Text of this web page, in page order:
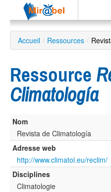
Le réseau
Soutien
Recherche
avancée
EN
ES
?
Accueil / Ressources /
Ressource
Climatología
Nom
Revista de Climatología
Adresse web
http://www.climatol.eu/reclim/
Disciplines
Climatologie